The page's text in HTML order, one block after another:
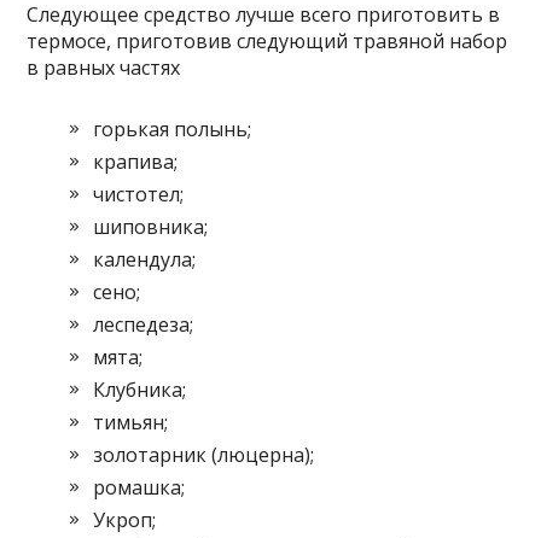
Следующее средство лучше всего приготовить в
термосе, приготовив следующий травяной набор
в равных частях
горькая полынь;
крапива;
чистотел;
шиповника;
календула;
сено;
леспедеза;
мята;
Клубника;
тимьян;
золотарник (люцерна);
ромашка;
Укроп;